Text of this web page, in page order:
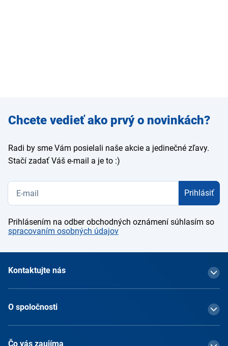
Zadajte
e-mail
Chcete vedieť ako prvý o novinkách?
Radi by sme Vám posielali naše akcie a jedinečné zľavy.
Stačí zadať Váš e-mail a je to :)
Prihlásiť
Prihlásením na odber obchodných oznámení súhlasím so
spracovaním osobných údajov
Kontaktujte nás
O spoločnosti
Čo vás zaujíma